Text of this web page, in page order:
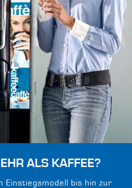
ALS KAFFEE?
Einstiegsmodell bis hin zur